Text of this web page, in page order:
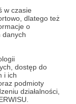
w czasie
dlatego też
o
danych
dostęp do
i ich
podmioty
działalności,